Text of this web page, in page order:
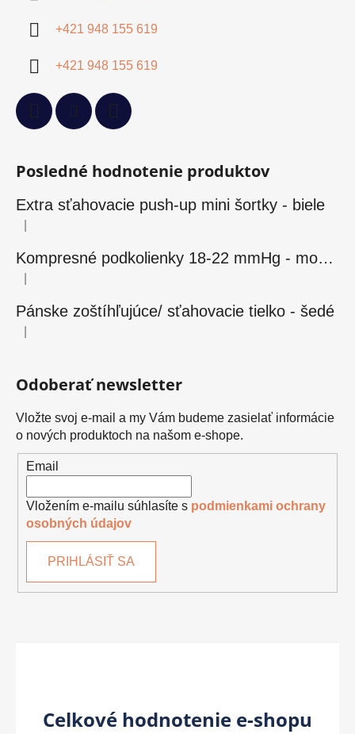
+421 948 155 619
+421 948 155 619
Posledné hodnotenie produktov
Extra sťahovacie push-up mini šortky - biele
Hodnotenie produktu je 5 z 5 hviezdičiek.
Kompresné podkolienky 18-22 mmHg - modré
Hodnotenie produktu je 5 z 5 hviezdičiek.
Pánske zoštíhľujúce/ sťahovacie tielko - šedé
Hodnotenie produktu je 5 z 5 hviezdičiek.
Odoberať newsletter
Vložte svoj e-mail a my Vám budeme zasielať informácie
o nových produktoch na našom e-shope.
Email
Vložením e-mailu súhlasíte s podmienkami ochrany
osobných údajov
PRIHLÁSIŤ SA
Celkové hodnotenie e-shopu